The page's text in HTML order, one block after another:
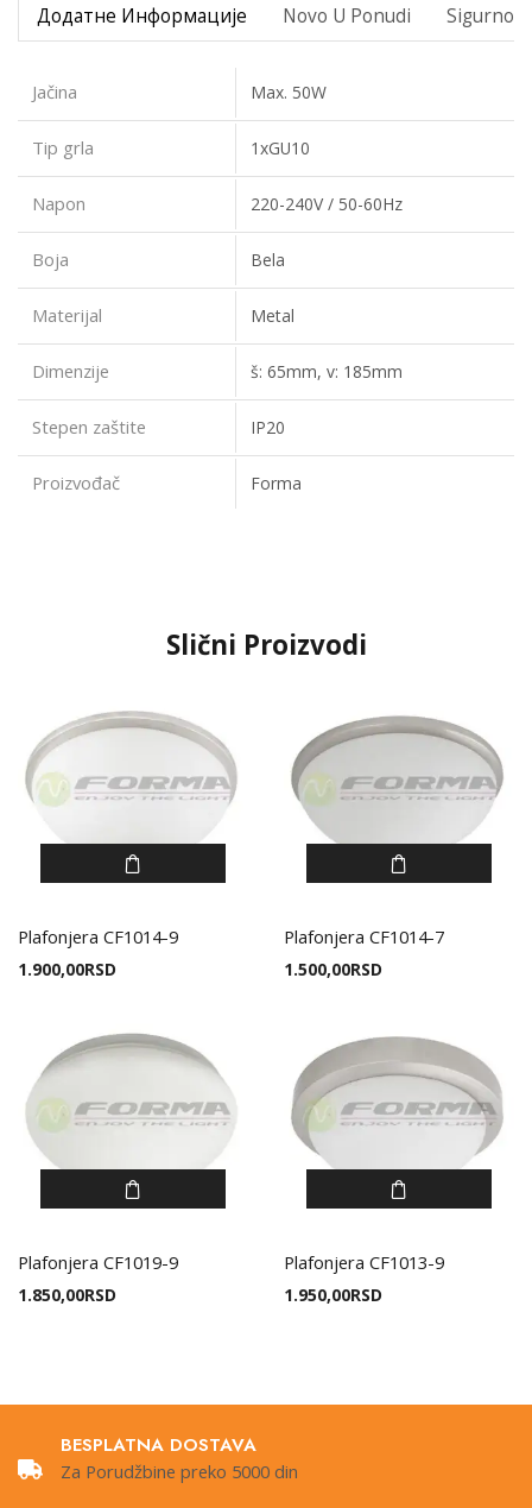
Додатне Информације Novo U Ponudi Sigurno
Jačina Max. 50W
Tip grla 1xGU10
Napon 220-240V / 50-60Hz
Boja Bela
Materijal Metal
Dimenzije š: 65mm, v: 185mm
Stepen zaštite IP20
Proizvođač Forma
Slični Proizvodi
Plafonjera CF1014-9
1.900,00RSD
Plafonjera CF1014-7
1.500,00RSD
Plafonjera CF1019-9
1.850,00RSD
Plafonjera CF1013-9
1.950,00RSD
BESPLATNA DOSTAVA
Za Porudžbine preko 5000 din